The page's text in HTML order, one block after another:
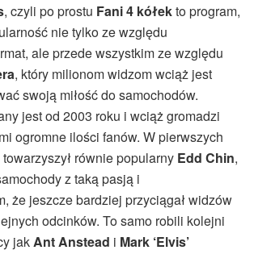
, czyli po prostu Fani 4 kółekto program,
nie tylko ze względu
ale przede wszystkim ze względu
, który milionom widzom wciąż jest
swoją miłość do samochodów.
jest od 2003 roku i wciąż gromadzi
ogromne ilości fanów. W pierwszych
równie popularny Edd Chin,
z taką pasją i
że jeszcze bardziej przyciągał widzów
odcinków. To samo robili kolejni
jakAnt Anstead i Mark ‘Elvis’